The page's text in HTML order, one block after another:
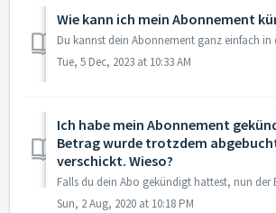
Wie kann ich mein Abonnement
Tue, 5 Dec, 2023 at 10:33 AM
Ich habe mein Abonnement
Betrag wurde trotzdem
verschickt. Wieso?
Sun, 2 Aug, 2020 at 10:18 PM